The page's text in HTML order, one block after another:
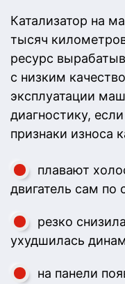
Катализатор на
тысяч
ресурс
с низким
эксплуатации
диагностику,
признаки износа
плавают
двигатель сам по
резко
ухудшилась
на панели